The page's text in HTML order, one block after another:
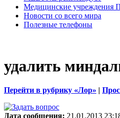
Медицинские учреждения
Новости со всего мира
Полезные телефоны
удалить
Перейти в рубрику «Лор» |
Дата сообщения: 21.01.2013